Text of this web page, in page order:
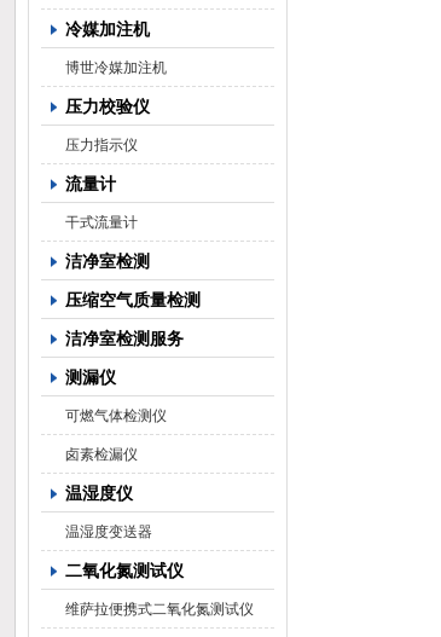
冷媒加注机
博世冷媒加注机
压力校验仪
压力指示仪
流量计
干式流量计
洁净室检测
压缩空气质量检测
洁净室检测服务
测漏仪
可燃气体检测仪
卤素检漏仪
温湿度仪
温湿度变送器
二氧化氮测试仪
维萨拉便携式二氧化氮测试仪